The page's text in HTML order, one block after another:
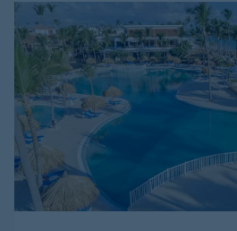
Bahia
Principe
Explore
Punta
Cana